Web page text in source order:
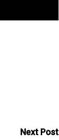
Next Post